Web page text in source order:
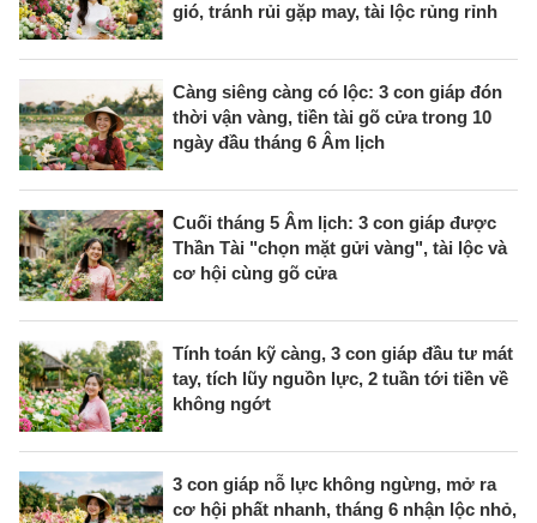
gió, tránh rủi gặp may, tài lộc rủng rỉnh
Càng siêng càng có lộc: 3 con giáp đón
thời vận vàng, tiền tài gõ cửa trong 10
ngày đầu tháng 6 Âm lịch
Cuối tháng 5 Âm lịch: 3 con giáp được
Thần Tài "chọn mặt gửi vàng", tài lộc và
cơ hội cùng gõ cửa
Tính toán kỹ càng, 3 con giáp đầu tư mát
tay, tích lũy nguồn lực, 2 tuần tới tiền về
không ngớt
3 con giáp nỗ lực không ngừng, mở ra
cơ hội phất nhanh, tháng 6 nhận lộc nhỏ,